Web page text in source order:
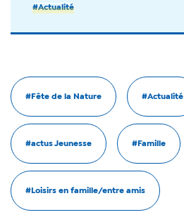
#Actualité
#Fête de la Nature #Actualité
#actus Jeunesse #Famille
#Loisirs en famille/entre amis